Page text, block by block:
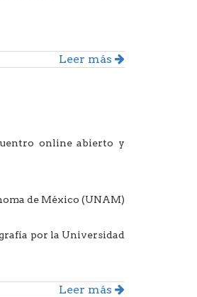
Leer más
online abierto y
de México (UNAM)
por la Universidad
Leer más